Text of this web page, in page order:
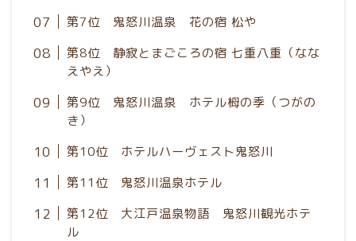
第7位 鬼怒川温泉 花の宿 松や
第8位 静寂とまごころの宿 七重八重（なな
えやえ）
第9位 鬼怒川温泉 ホテル栂の季（つがの
き）
第10位 ホテルハーヴェスト鬼怒川
第11位 鬼怒川温泉ホテル
第12位 大江戸温泉物語 鬼怒川観光ホテ
ル